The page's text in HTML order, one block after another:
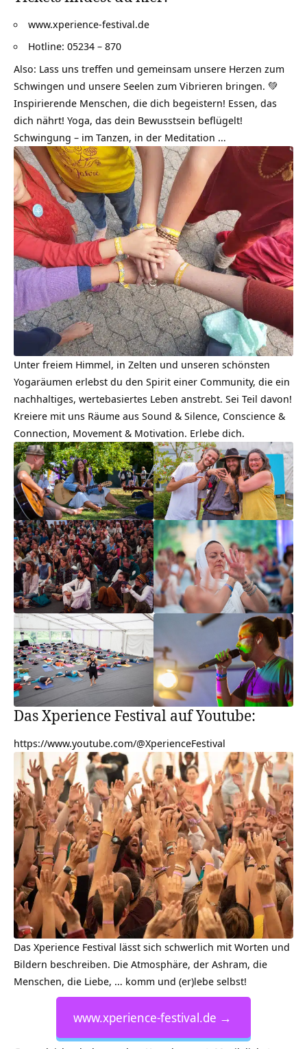
www.xperience-festival.de
Hotline: 05234 – 870
Also: Lass uns treffen und gemeinsam unsere Herzen zum
Schwingen und unsere Seelen zum Vibrieren bringen. 💚
Inspirierende Menschen, die dich begeistern! Essen, das
dich nährt! Yoga, das dein Bewusstsein beflügelt!
Schwingung – im Tanzen, in der Meditation …
Unter freiem Himmel, in Zelten und unseren schönsten
Yogaräumen erlebst du den Spirit einer Community, die ein
nachhaltiges, wertebasiertes Leben anstrebt. Sei Teil davon!
Kreiere mit uns Räume aus Sound & Silence, Conscience &
Connection, Movement & Motivation. Erlebe dich.
Das Xperience Festival auf Youtube:
https://www.youtube.com/@XperienceFestival
Das Xperience Festival lässt sich schwerlich mit Worten und
Bildern beschreiben. Die Atmosphäre, der Ashram, die
Menschen, die Liebe, … komm und (er)lebe selbst!
www.xperience-festival.de →